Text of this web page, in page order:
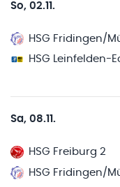
So, 02.11.
HSG Fridingen/
HSG Leinfelden-
Sa, 08.11.
HSG Freiburg 2
HSG Fridingen/